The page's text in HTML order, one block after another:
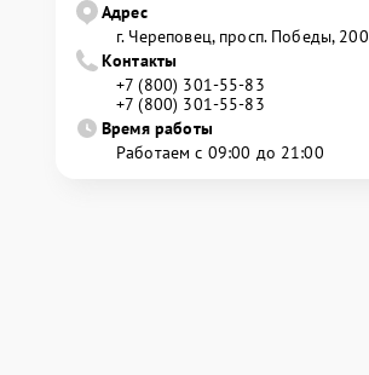
Адрес
г. Череповец, просп. Победы, 200
Контакты
+7 (800) 301-55-83
+7 (800) 301-55-83
Время работы
Работаем с 09:00 до 21:00